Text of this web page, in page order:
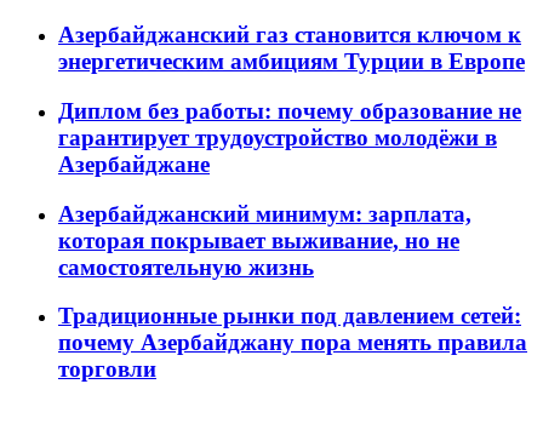
Азербайджанский газ становится ключом к
энергетическим амбициям Турции в Европе
Диплом без работы: почему образование не
гарантирует трудоустройство молодёжи в
Азербайджане
Азербайджанский минимум: зарплата,
которая покрывает выживание, но не
самостоятельную жизнь
Традиционные рынки под давлением сетей:
почему Азербайджану пора менять правила
торговли